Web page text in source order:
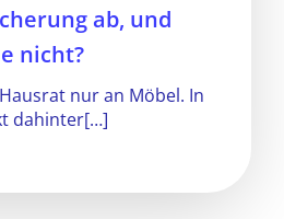
ab, und
nicht?
nur an Möbel. In
dahinter[…]